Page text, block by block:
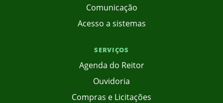
Comunicação
Acesso a sistemas
SERVIÇOS
Agenda do Reitor
Ouvidoria
Compras e Licitações